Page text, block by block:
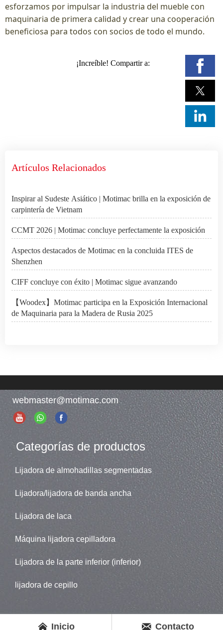
esforzamos por impulsar la industria del mueble con
maquinaria de primera calidad y crear una cooperación
beneficiosa para todos con socios de todo el mundo.
¡Increíble! Compartir a:
Artículos Relacionados
Inspirar al Sudeste Asiático | Motimac brilla en la exposición de
carpintería de Vietnam
CCMT 2026 | Motimac concluye perfectamente la exposición
Aspectos destacados de Motimac en la concluida ITES de
Shenzhen
CIFF concluye con éxito | Motimac sigue avanzando
【Woodex】Motimac participa en la Exposición Internacional
de Maquinaria para la Madera de Rusia 2025
webmaster@motimac.com
Categorías de productos
Lijadora de almohadillas segmentadas
Lijadora/lijadora de banda ancha
Lijadora de laca
Máquina lijadora cepilladora
Lijadora de la parte inferior (inferior)
lijadora de cepillo
 Inicio  Contacto